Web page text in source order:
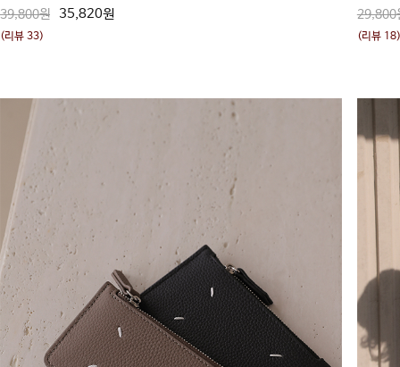
39,800원 35,820원
(리뷰 33)
29,800
(리뷰 18)